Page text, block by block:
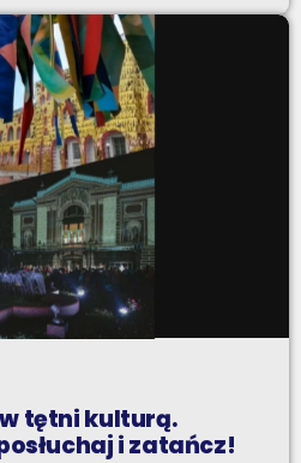
tętni kulturą.
i zatańcz!